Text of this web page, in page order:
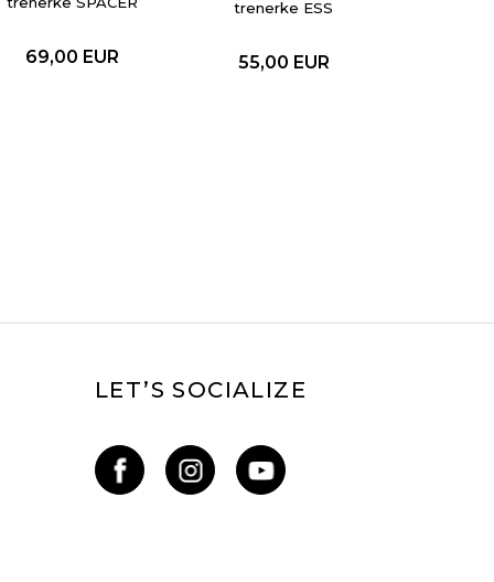
69,00 EUR
trenerke ESS
55,00 EUR
LET’S SOCIALIZE